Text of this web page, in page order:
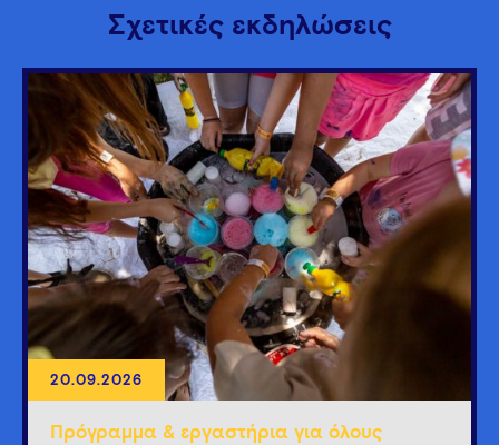
Σχετικές εκδηλώσεις
20.09.2026
Πρόγραμμα & εργαστήρια για όλους